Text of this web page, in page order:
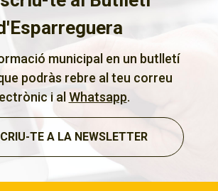
municipal en un butlletí
podràs rebre al teu correu
i alWhatsapp.
TE A LA NEWSLETTER